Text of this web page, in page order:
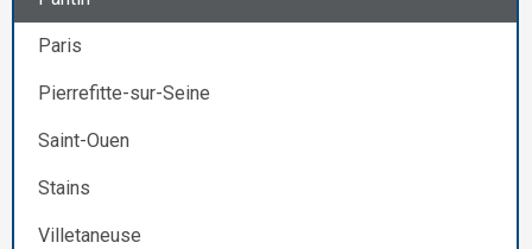
Paris
Pierrefitte-sur-Seine
Saint-Ouen
Stains
Villetaneuse